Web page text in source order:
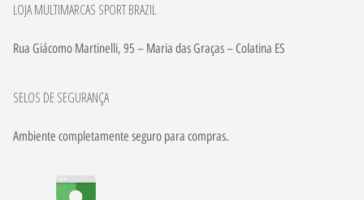
LOJA MULTIMARCAS SPORT BRAZIL
Rua Giácomo Martinelli, 95 – Maria das Graças – Colatina ES
SELOS DE SEGURANÇA
Ambiente completamente seguro para compras.